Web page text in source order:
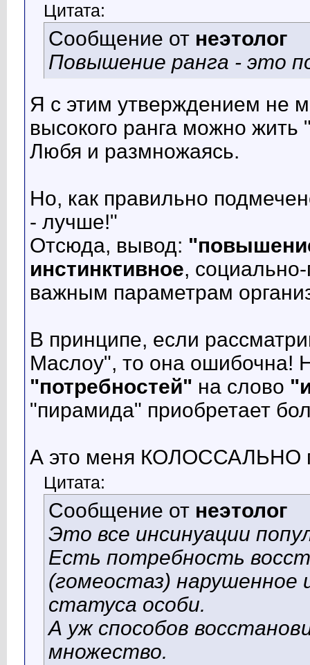
Цитата:
Сообщение от неэтолог
Повышение ранга - это
Я с этим утверждением не
высокого ранга можно
Любя и размножаясь.
Но, как правильно
- лучше!"
Отсюда, вывод:
инстинктивное,
важным параметрам
В принципе, если
Маслоу", то она ошибочна!
"потребностей" на слово
"пирамида" приобретает
А это меня КОЛОССАЛЬНО
Цитата:
Сообщение от неэтолог
Это все инсинуации
Есть потребность
(гомеостаз) нарушенное
статуса особи.
А уж способов
множество.